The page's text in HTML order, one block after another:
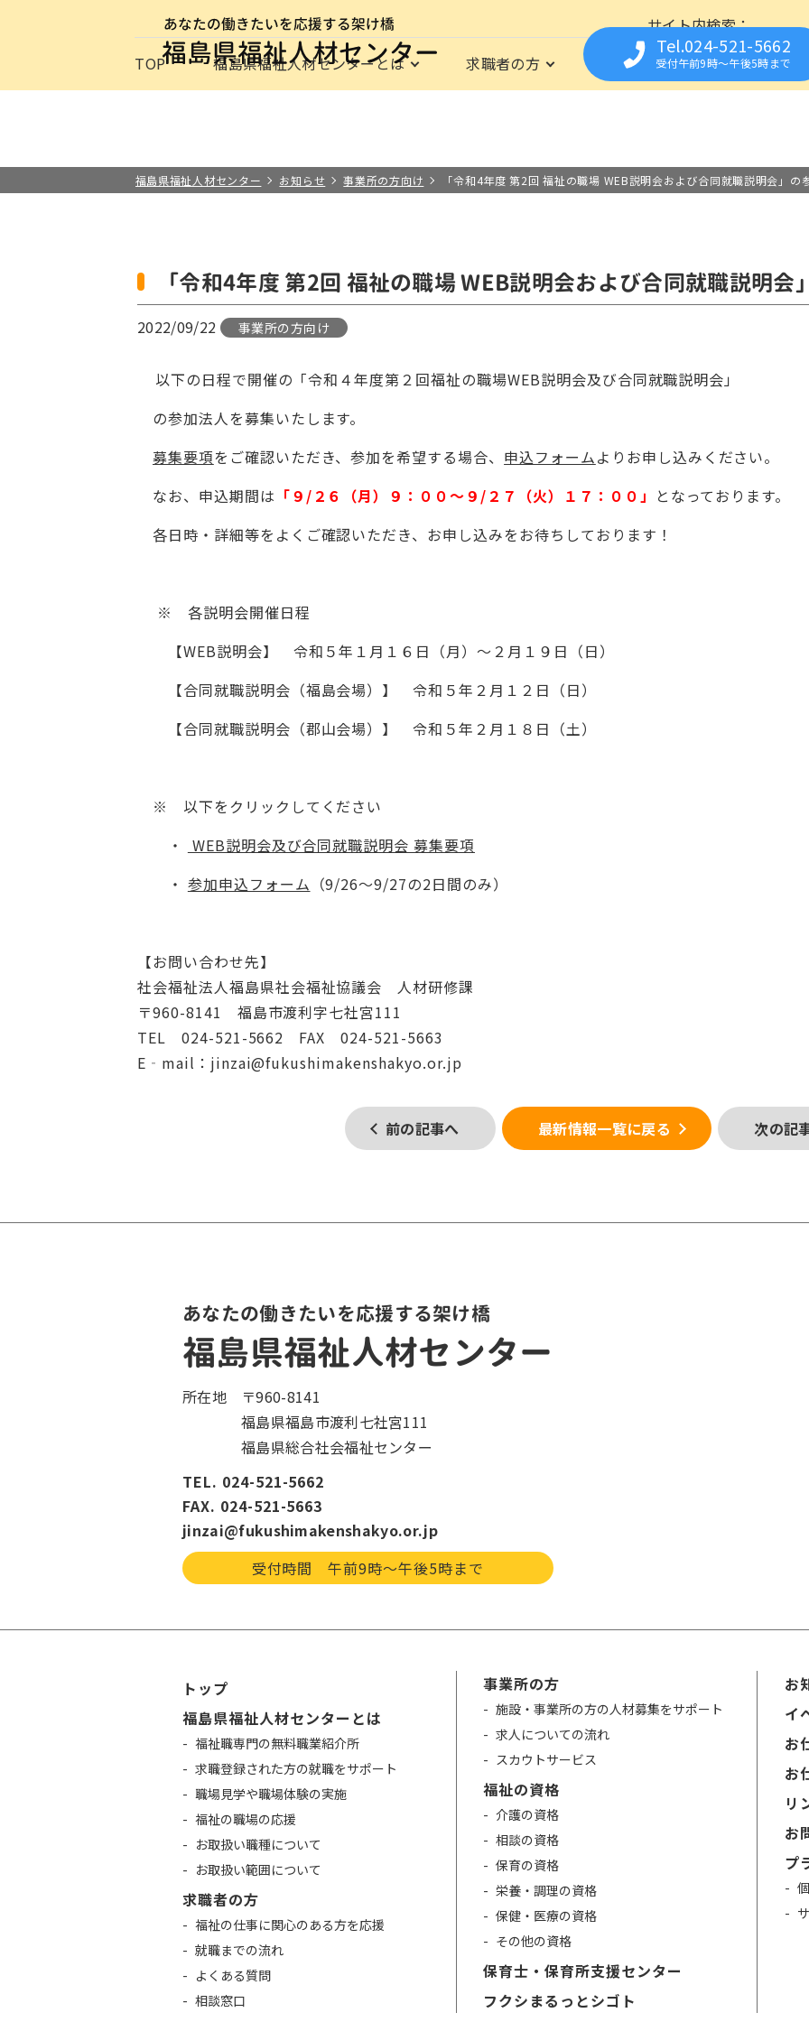
サイト内検索
TOP 福島県福祉人材センターとは
お取扱い範囲について
求職者の方 福祉の資格 事業所の方
Tel.024-521-5662
受付午前9時〜午後5時まで
福島県福祉人材センター お知らせ 事業所の方向け 「令和4年度 第2回 福祉の職場 WEB説明会および合同就職説明会」の
「令和4年度 第2回 福祉の職場 WEB説明会および合同就職説明
2022/09/22 事業所の方向け
以下の日程で開催の「令和４年度第２回福祉の職場WEB説明会及び合同就職説明会」
の参加法人を募集いたします。
募集要項をご確認いただき、参加を希望する場合、 申込フォームよりお申し込みください。
なお、申込期間は 「９/２６（月）９：００～９/２７（火）１７：００」 となっております。
各日時・詳細等をよくご確認いただき、お申し込みをお待ちしております！
※ 各説明会開催日程
【WEB説明会】 令和５年１月１６日（月）～２月１９日（日）
【合同就職説明会（福島会場）】 令和５年２月１２日（日）
【合同就職説明会（郡山会場）】 令和５年２月１８日（土）
※ 以下をクリックしてください
・
WEB説明会及び合同就職説明会 募集要項
・ 参加申込フォーム （9/26～9/27の2日間のみ）
【お問い合わせ先】
社会福祉法人福島県社会福祉協議会 人材研修課
〒960-8141 福島市渡利字七社宮111
TEL 024-521-5662 FAX 024-521-5663
E‐mail：jinzai@fukushimakenshakyo.or.jp
前の記事へ 次の記
最新情報一覧に戻る
あなたの働きたいを応援する架け橋
福島県福祉人材センター
所在地
〒960-8141
福島県福島市渡利七社宮111
福島県総合社会福祉センター
TEL. 024-521-5662
FAX. 024-521-5663
jinzai@fukushimakenshakyo.or.jp
受付時間 午前9時〜午後5時まで
トップ
福島県福祉人材センターとは
福祉職専門の無料職業紹介所
求職登録された方の就職をサポート
職場見学や職場体験の実施
福祉の職場の応援
お取扱い職種について
お取扱い範囲について
求職者の方
福祉の仕事に関心のある方を応援
就職までの流れ
よくある質問
相談窓口
事業所の方
施設・事業所の方の人材募集をサポート
求人についての流れ
スカウトサービス
福祉の資格
介護の資格
相談の資格
保育の資格
栄養・調理の資格
保健・医療の資格
その他の資格
保育士・保育所支援センター
フクシまるっとシゴト
お
イ
お
お
リ
お
プ